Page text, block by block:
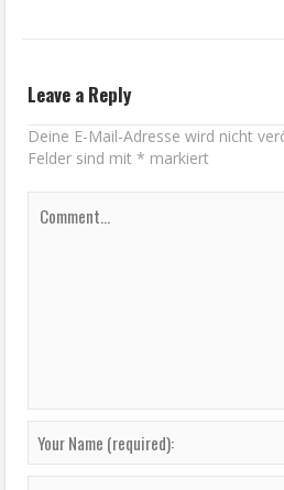
Leave a Reply
Deine E-Mail-Adresse wird nicht
Felder sind mit* markiert